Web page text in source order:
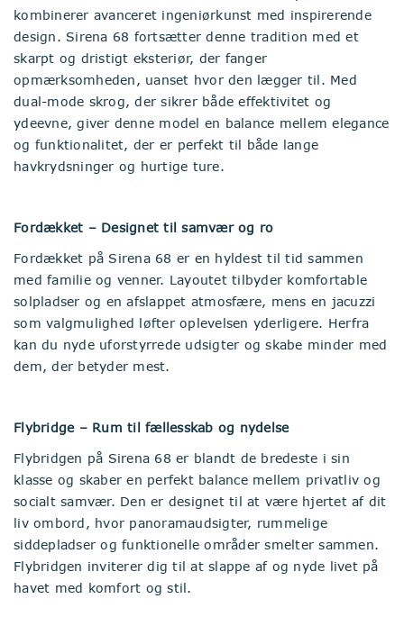
kombinerer avanceret ingeniørkunst med inspirerende
design. Sirena 68 fortsætter denne tradition med et
skarpt og dristigt eksteriør, der fanger
opmærksomheden, uanset hvor den lægger til. Med
dual-mode skrog, der sikrer både effektivitet og
ydeevne, giver denne model en balance mellem elegance
og funktionalitet, der er perfekt til både lange
havkrydsninger og hurtige ture.
Fordækket – Designet til samvær og ro
Fordækket på Sirena 68 er en hyldest til tid sammen
med familie og venner. Layoutet tilbyder komfortable
solpladser og en afslappet atmosfære, mens en jacuzzi
som valgmulighed løfter oplevelsen yderligere. Herfra
kan du nyde uforstyrrede udsigter og skabe minder med
dem, der betyder mest.
Flybridge – Rum til fællesskab og nydelse
Flybridgen på Sirena 68 er blandt de bredeste i sin
klasse og skaber en perfekt balance mellem privatliv og
socialt samvær. Den er designet til at være hjertet af dit
liv ombord, hvor panoramaudsigter, rummelige
siddepladser og funktionelle områder smelter sammen.
Flybridgen inviterer dig til at slappe af og nyde livet på
havet med komfort og stil.